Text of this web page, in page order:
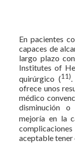
En pacientes
capaces de
largo plazo
Institutes of
quirúrgico (11).
ofrece unos
médico
disminución
mejoría en la
aceptable tener